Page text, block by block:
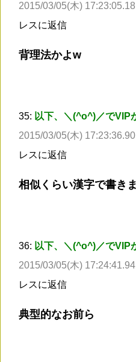
2015/03/05(木)
レスに返信
背理法かよw
35: 以下、＼(^o^)／でVIP
2015/03/05(木)
レスに返信
相似くらい漢字で書き
36: 以下、＼(^o^)／でVIP
2015/03/05(木)
レスに返信
典型的なお前ら